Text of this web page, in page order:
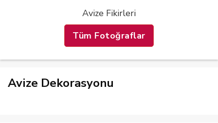
Avize Fikirleri
Tüm Fotoğraflar
Avize Dekorasyonu